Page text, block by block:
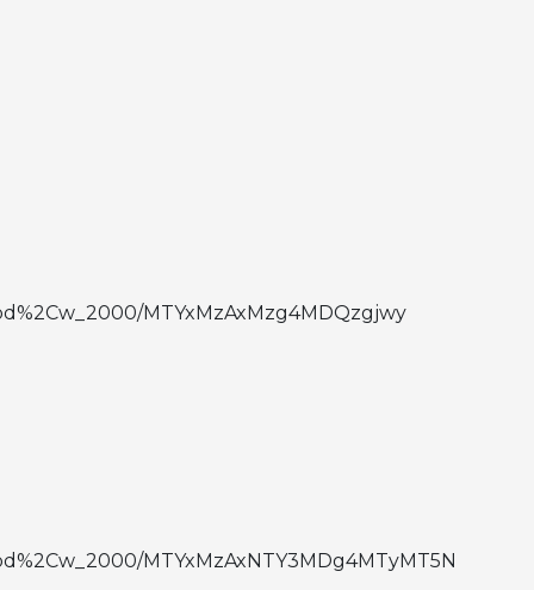
MTYxMzAxMzg4MDQzgjwy
MTYxMzAxNTY3MDg4MTyMT5N